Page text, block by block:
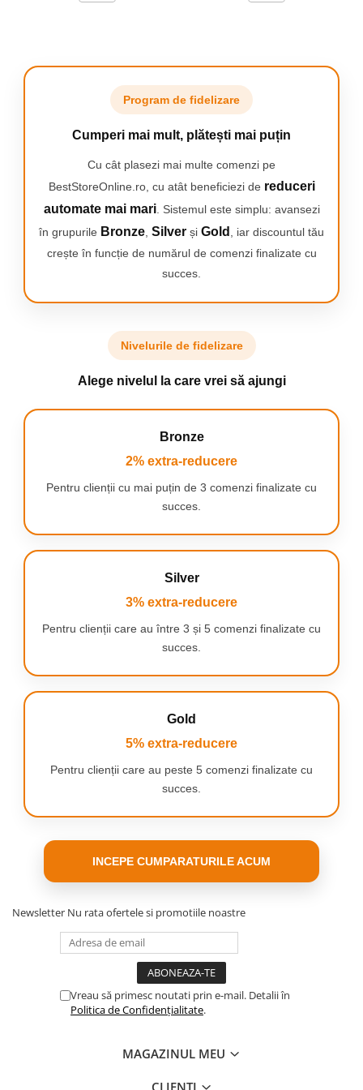
simplu rulați-l corespunzător și spălați-l pe rând.
imediat apa, lăsând podeaua uscată și sigură. Nu
trebuie să vă mai faceți griji pentru bălți în baie!
IDEAL PENTRU BAIEDupă o baie relaxantă sau un
nostru pentru a simți cum apa este absorbită
instantaneu. Uită de apa vărsată pe faianța din
baie!
Covorașul a fost conceput având în vedere
sale antiderapante, oferă o aderență excelentă
chiar și pe podelele umede,protejându-vă de
alunecări periculoase.
Este mai mult decât un simplu
covoraș - este o adevărată operă
de artă !
Program de fidelizare
Cumperi mai mult, plătești mai puțin
Cu cât plasezi mai multe comenzi pe
BestStoreOnline.ro, cu atât beneficiezi de reduceri
automate mai mari. Sistemul este simplu: avansezi
în grupurile Bronze Silver și Gold
, iar discountul tău
crește în funcție de numărul de comenzi finalizate cu
succes.
Nivelurile de fidelizare
Alege nivelul la care vrei să ajungi
Bronze
2% extra-reducere
Pentru clienții cu mai puțin de 3 comenzi finalizate cu
succes.
Silver
3% extra-reducere
Pentru clienții care au între 3 și 5 comenzi finalizate cu
succes.
Gold
5% extra-reducere
Pentru clienții care au peste 5 comenzi finalizate cu
succes.
INCEPE CUMPARATURILE ACUM
Newsletter Nu rata ofertele si promotiile noastre
Vreau să primesc noutati prin e-mail. Detalii în
Politica de Confidențialitate.
MAGAZINUL MEU
CLIENTI